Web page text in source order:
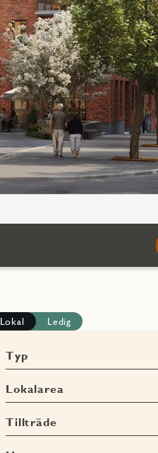
Lokal Ledig
Typ
Lokalarea
Tillträde